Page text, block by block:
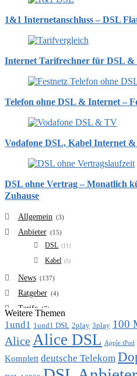
1&1 Internetanschluss – DSL
Internet Tarifrechner für DSL &
Telefon ohne DSL & Internet –
Vodafone DSL, Kabel Internet
DSL ohne Vertrag – Monatlich
Zuhause
Allgemein (3)
Anbieter (15)
DSL (11)
Kabel (5)
News (137)
Ratgeber (4)
Tarife (7)
VDSL (6)
Vergleich (7)
Weitere Themen
1und1 1und1 DSL 2play 3play 100
AliceAlice DSL Apple iPod
Komplett deutsche Telekom